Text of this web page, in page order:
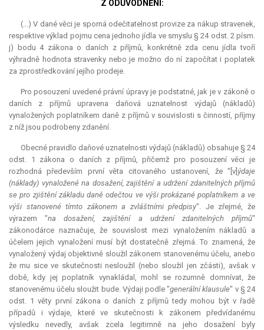
Z ODŮVODNĚNÍ:
(...) V dané věci je sporná odečitatelnost provize za nákup stravenek,
respektive výklad pojmu cena jednoho jídla ve smyslu § 24 odst. 2 písm.
j) bodu 4 zákona o daních z příjmů, konkrétně zda cenu jídla tvoří
výhradně hodnota stravenky nebo je možno do ní započítat i poplatek
za zprostředkování jejího prodeje.
Pro posouzení uvedené právní úpravy je podstatné, jak je v zákoně o
daních z příjmů upravena daňová uznatelnost výdajů (nákladů)
vynaložených poplatníkem daně z příjmů v souvislosti s činností, příjmy
z níž jsou podrobeny zdanění.
Obecné pravidlo daňové uznatelnosti výdajů (nákladů) obsahuje § 24
odst. 1 zákona o daních z příjmů, přičemž pro posouzení věci je
rozhodná především první věta citovaného ustanovení, že "[v] ýdaje
(náklady) vynaložené na dosažení, zajištění a udržení zdanitelných příjmů
se pro zjištění základu daně odečtou ve výši prokázané poplatníkem a ve
výši stanovené tímto zákonem a zvláštními předpisy". Je zřejmé, že
výrazem "na dosažení, zajištění a udržení zdanitelných příjmů"
zákonodárce naznačuje, že souvislost mezi vynaložením nákladů a
účelem jejich vynaložení musí být dostatečně zřejmá. To znamená, že
vynaložený výdaj objektivně sloužil zákonem stanovenému účelu, anebo
že mu sice ve skutečnosti nesloužil (nebo sloužil jen zčásti), avšak v
době, kdy jej poplatník vynakládal, mohl se rozumně domnívat, že
stanovenému účelu sloužit bude. Výdaji podle "generální klausule" v § 24
odst. 1 věty první zákona o daních z příjmů tedy mohou být v řadě
případů i výdaje, které ve skutečnosti k zákonem předvídanému
výsledku nevedly, avšak zcela legitimně na jeho dosažení byly